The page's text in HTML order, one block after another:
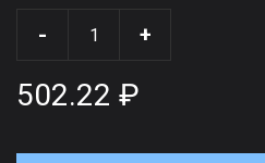
- +
502.22 ₽